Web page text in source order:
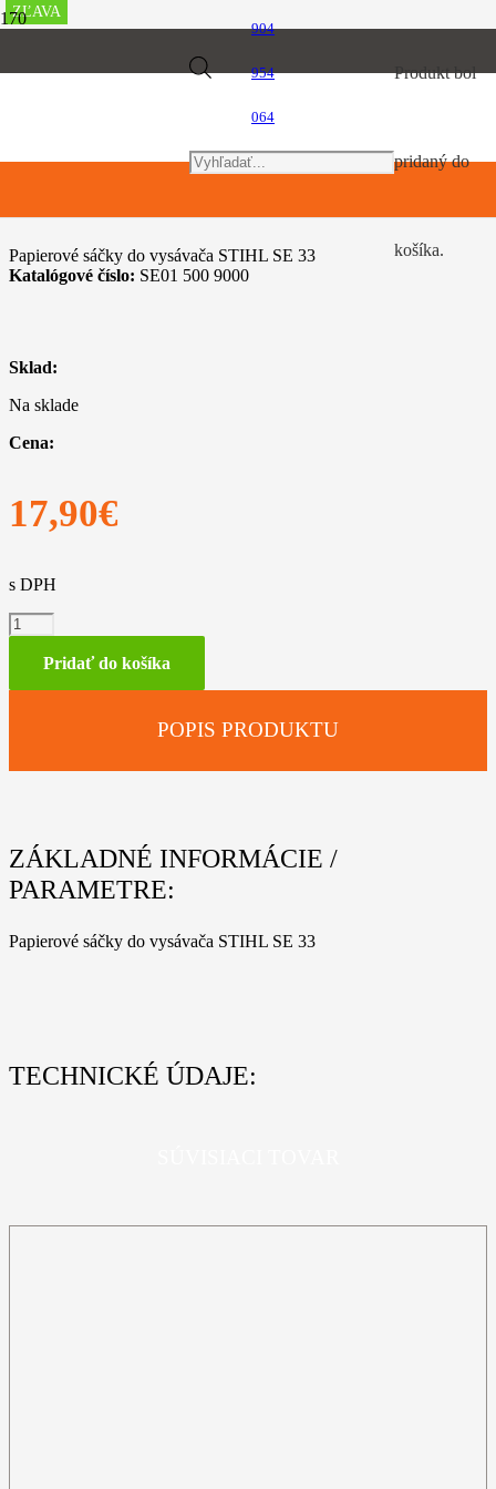
904
954
064
Products
search
Produktbol
pridaný do
košíka.
Vysávače na suché a mokré vysávanie
Sáčky do vysávača pre SE 33
Papierové sáčky do vysávača STIHL SE 33
Katalógové číslo: SE01 500 9000
Sklad:
Na sklade
Cena:
17,90€
s DPH
množstvo
Sáčky
Pridať do košíka
POPIS PRODUKTU
ZÁKLADNÉ INFORMÁCIE /
PARAMETRE:
Papierové sáčky do vysávača STIHL SE 33
TECHNICKÉ ÚDAJE:
ZĽAVA
ZĽAVA
ZĽAVA
ZĽAVA
ZĽAVA